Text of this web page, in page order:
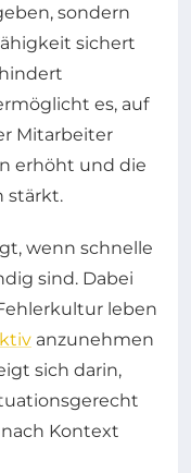
sondern
sichert
es, auf
Mitarbeiter
erhöht und die
stärkt.
wenn schnelle
sind. Dabei
leben
anzunehmen
sich darin,
Kontext